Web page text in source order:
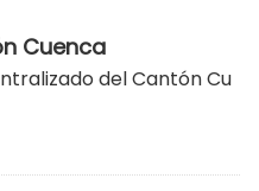
Cuenca
del Cantón Cu